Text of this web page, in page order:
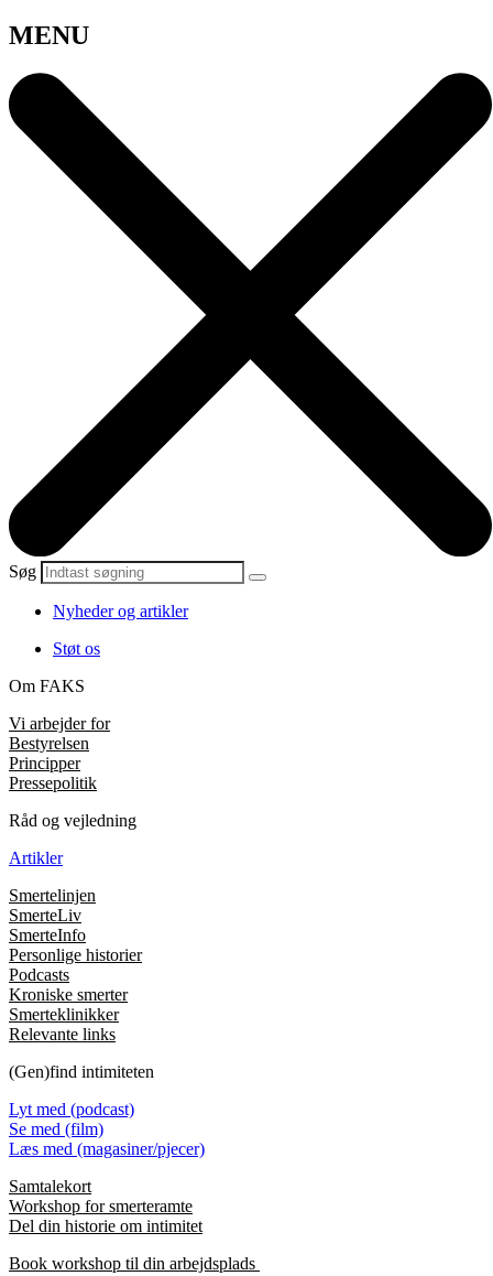
MENU
Søg
Nyheder og artikler
Støt os
Om FAKS
Vi arbejder for
Bestyrelsen
Principper
Pressepolitik
Råd og vejledning
Artikler
Smertelinjen
SmerteLiv
SmerteInfo
Personlige historier
Podcasts
Kroniske smerter
Smerteklinikker
Relevante links
(Gen)find intimiteten
Lyt med (podcast)
Se med (film)
Læs med (magasiner/pjecer)
Samtalekort
Workshop for smerteramte
Del din historie om intimitet
Book workshop til din arbejdsplads